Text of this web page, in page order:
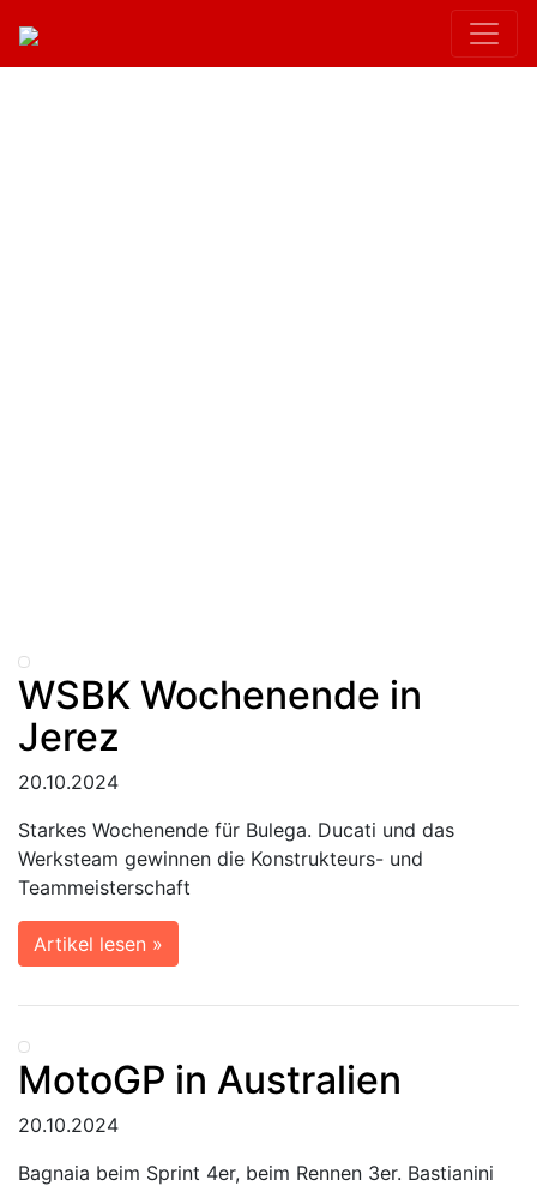
WSBK Wochenende in
Jerez
20.10.2024
Starkes Wochenende für Bulega. Ducati und das
Werksteam gewinnen die Konstrukteurs- und
Teammeisterschaft
Artikel lesen »
MotoGP in Australien
20.10.2024
Bagnaia beim Sprint 4er, beim Rennen 3er. Bastianini